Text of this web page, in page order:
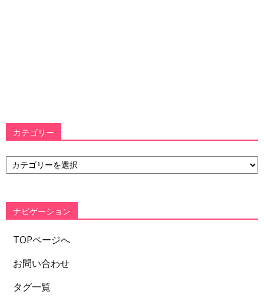
カテゴリー
カ
テ
ー
ナビゲーション
TOPページへ
お問い合わせ
タグ一覧